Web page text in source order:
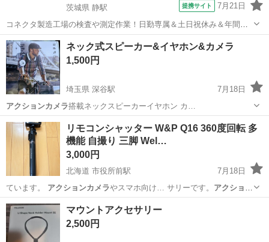
茨城県 静駅
提携サイト 7月21日
コネクタ製造工場の検査や測定作業！日勤専属＆土日祝休み＆年間休
日128日★クリーンルーム内作業★マイカー通勤OK＆無料駐車場あり
★就業先食堂利用可！日払い制度あり！《茨城県常陸大宮市》 人気の
工場のお仕事 ◇コネクタ製造工...
茨城 常陸大宮市 静駅
ネック式スピーカー&イヤホン&カメラ
1,500円
埼玉県 深谷駅
7月18日
アクションカメラ搭載ネックスピーカーイヤホン カ…
埼玉 深谷市 その他
リモコンシャッター W&P Q16 360度回転 多
機能 自撮り 三脚 Wel…
3,000円
北海道 市役所前駅
7月18日
ています。 アクションカメラやスマホ向け… サリーです。 アクション
カメラなどを固定す…
北海道 函館市 市役所前駅 カメラ
マウントアクセサリー
2,500円